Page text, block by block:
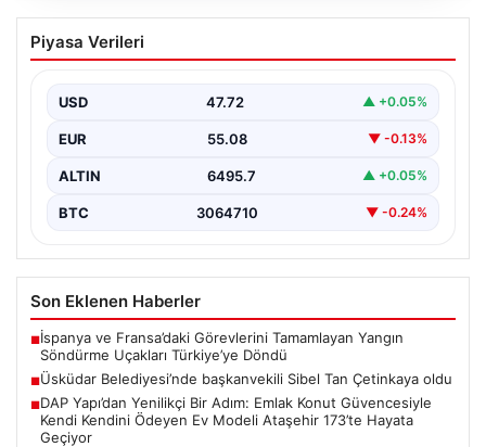
Üsküdar Belediyesi’nde başkanvekili
Sibel Tan Çetinkaya oldu
Piyasa Verileri
USD 47.72 ▲ +0.05%
EUR 55.08 ▼ -0.13%
ALTIN 6495.7 ▲ +0.05%
BTC 3064710 ▼ -0.24%
Son Eklenen Haberler
■İspanya ve Fransa’daki Görevlerini Tamamlayan Yangın
Söndürme Uçakları Türkiye’ye Döndü
■Üsküdar Belediyesi’nde başkanvekili Sibel Tan Çetinkaya oldu
■DAP Yapı’dan Yenilikçi Bir Adım: Emlak Konut Güvencesiyle
Kendi Kendini Ödeyen Ev Modeli Ataşehir 173’te Hayata
Geçiyor